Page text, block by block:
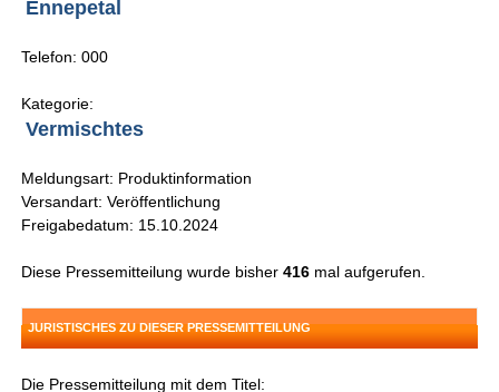
Ennepetal
Telefon: 000
Kategorie:
Vermischtes
Meldungsart: Produktinformation
Versandart: Veröffentlichung
Freigabedatum: 15.10.2024
Diese Pressemitteilung wurde bisher416 mal aufgerufen.
JURISTISCHES ZU DIESER PRESSEMITTEILUNG
Die Pressemitteilung mit dem Titel: